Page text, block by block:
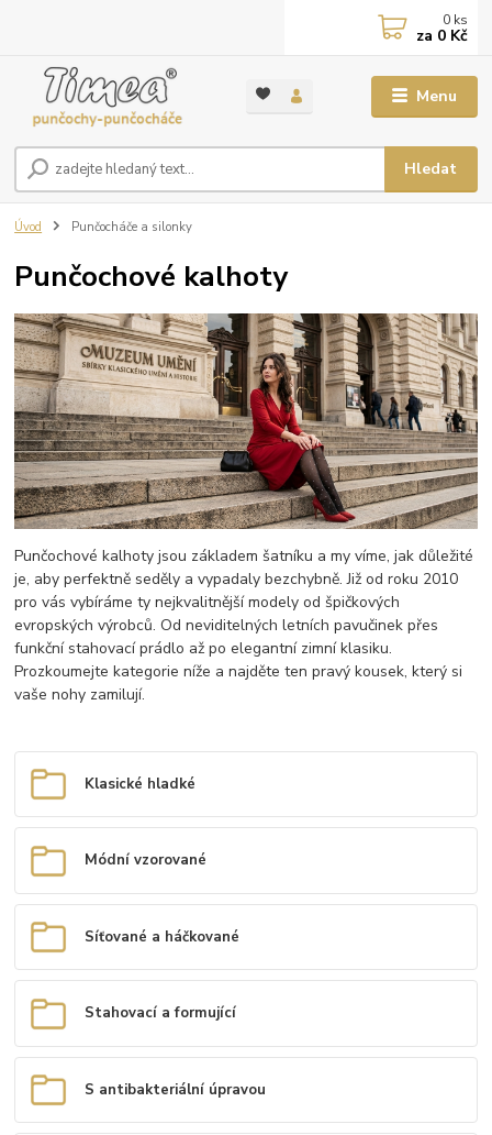
Menu
Hledat
0 ks
za 0 Kč
Úvod Punčocháče a silonky
Punčochové kalhoty
Punčochové kalhoty jsou základem šatníku a my víme, jak důležité
je, aby perfektně seděly a vypadaly bezchybně. Již od roku 2010
pro vás vybíráme ty nejkvalitnější modely od špičkových
evropských výrobců. Od neviditelných letních pavučinek přes
funkční stahovací prádlo až po elegantní zimní klasiku.
Prozkoumejte kategorie níže a najděte ten pravý kousek, který si
vaše nohy zamilují.
Klasické hladké
Módní vzorované
Síťované a háčkované
Stahovací a formující
S antibakteriální úpravou